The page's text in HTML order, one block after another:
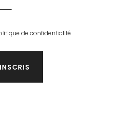
de confidentialité